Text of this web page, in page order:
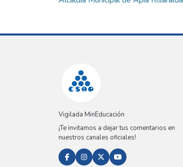
Vigilada MinEducación
¡Te invitamos a dejar tus comentarios en
nuestros canales oficiales!